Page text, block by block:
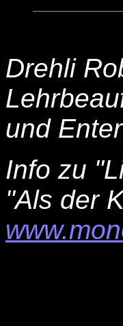
Drehli
und
Info zu
"Als der